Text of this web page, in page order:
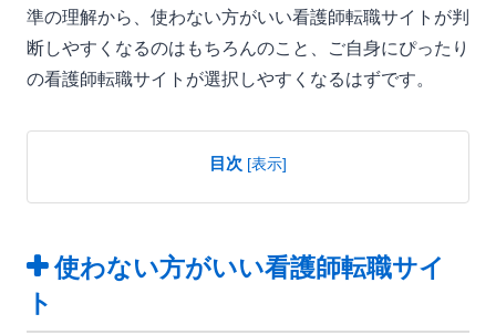
準の理解から、使わない方がいい看護師転職サイトが判
断しやすくなるのはもちろんのこと、ご自身にぴったり
の看護師転職サイトが選択しやすくなるはずです。
目次 [表示]
使わない方がいい看護師転職サイ
ト